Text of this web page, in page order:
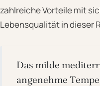
zahlreiche Vorteile mit
Lebensqualität in dieser
Das milde
angenehme